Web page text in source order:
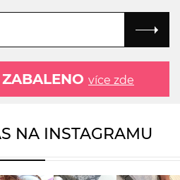
více zde
NA INSTAGRAMU